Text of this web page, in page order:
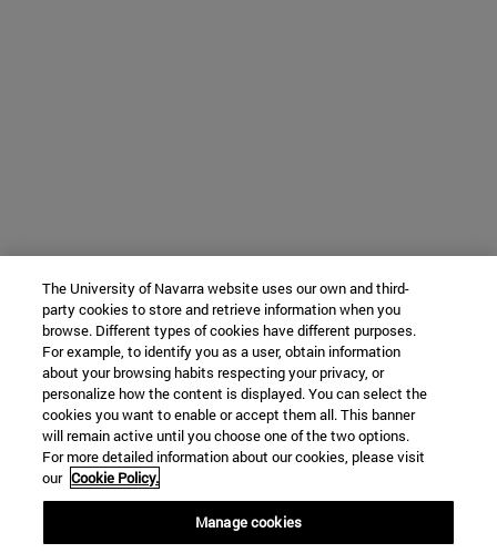
The University of Navarra website uses our own and third-
party cookies to store and retrieve information when you
browse. Different types of cookies have different purposes.
For example, to identify you as a user, obtain information
about your browsing habits respecting your privacy, or
personalize how the content is displayed. You can select the
cookies you want to enable or accept them all. This banner
will remain active until you choose one of the two options.
For more detailed information about our cookies, please visit
our Cookie Policy.
Manage cookies